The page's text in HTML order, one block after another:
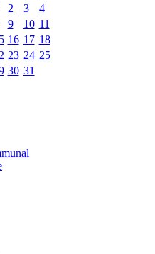
2 3
4
9 10 11
16 17 18
23 24 25
30 31